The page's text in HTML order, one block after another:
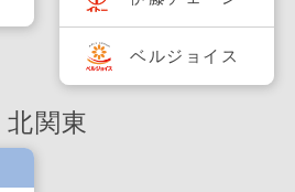
ベルジョイス
北関東